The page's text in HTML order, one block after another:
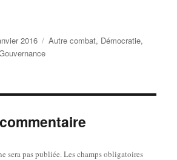
2016 Catégories
Autre combat, Démocratie,
sera pas publiée.Les champs obligatoires